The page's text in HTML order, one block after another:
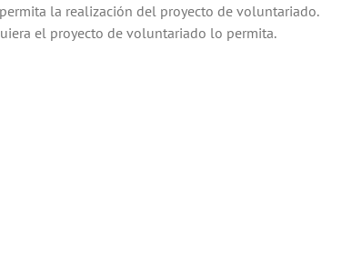
la realización del proyecto de voluntariado.
el proyecto de voluntariado lo permita.